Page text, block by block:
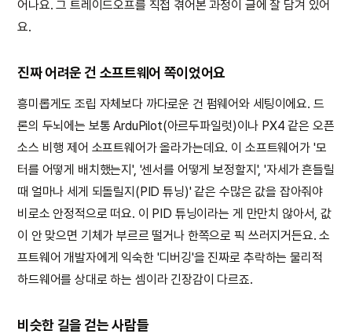
어나요. 그 트레이드오프를 직접 겪어본 과정이 글에 잘 담겨 있어
요.
진짜 어려운 건 소프트웨어 쪽이었어요
흥미롭게도 조립 자체보다 까다로운 건 펌웨어와 세팅이에요. 드
론의 두뇌에는 보통 ArduPilot(아르두파일럿)이나 PX4 같은 오픈
소스 비행 제어 소프트웨어가 올라가는데요. 이 소프트웨어가 '모
터를 어떻게 배치했는지', '센서를 어떻게 보정할지', '자세가 흔들릴
때 얼마나 세게 되돌릴지(PID 튜닝)' 같은 수많은 값을 잡아줘야
비로소 안정적으로 떠요. 이 PID 튜닝이라는 게 만만치 않아서, 값
이 안 맞으면 기체가 부르르 떨거나 한쪽으로 픽 쓰러지거든요. 소
프트웨어 개발자에게 익숙한 '디버깅'을 진짜로 추락하는 물리적
하드웨어를 상대로 하는 셈이라 긴장감이 다르죠.
비슷한 길을 걷는 사람들